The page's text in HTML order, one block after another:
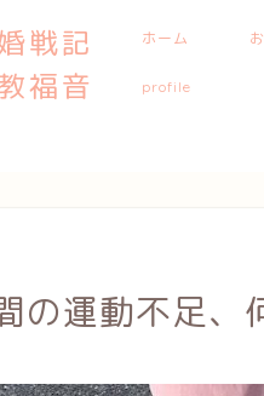
戦記
福音
ホーム
profile
の運動不足、